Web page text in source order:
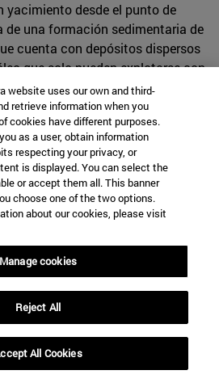
yacimiento desde el punto de
una formación sedimentaria de
cuenta con depósitos dispersos
que solo pueden explotarse con
fractura hidráulica y
Estas características hacen de
compleja, que requiere atraer
especialmente de aquellos
con experiencia en la
no convencionales.
de la provincia de Neuquén
en cuenta la escasez de
de la industria
directa con los recursos
la explotación de petróleo no
lacuenca de Eagle Ford
de más de un millón de
website uses our own and third-
retrieve information when you
cookies have different purposes.
as a user, obtain information
respecting your privacy, or
is displayed. You can select the
or accept them all. This banner
choose one of the two options.
about our cookies, please visit
Manage cookies
Reject All
All Cookies